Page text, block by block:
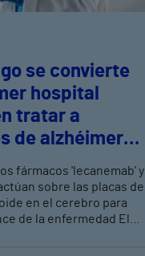
se convierte
hospital
tratar a
de alzhéimer
con terapias
fármacos 'lecanemab' y
sobre las placas de
en el cerebro para
de la enfermedad El